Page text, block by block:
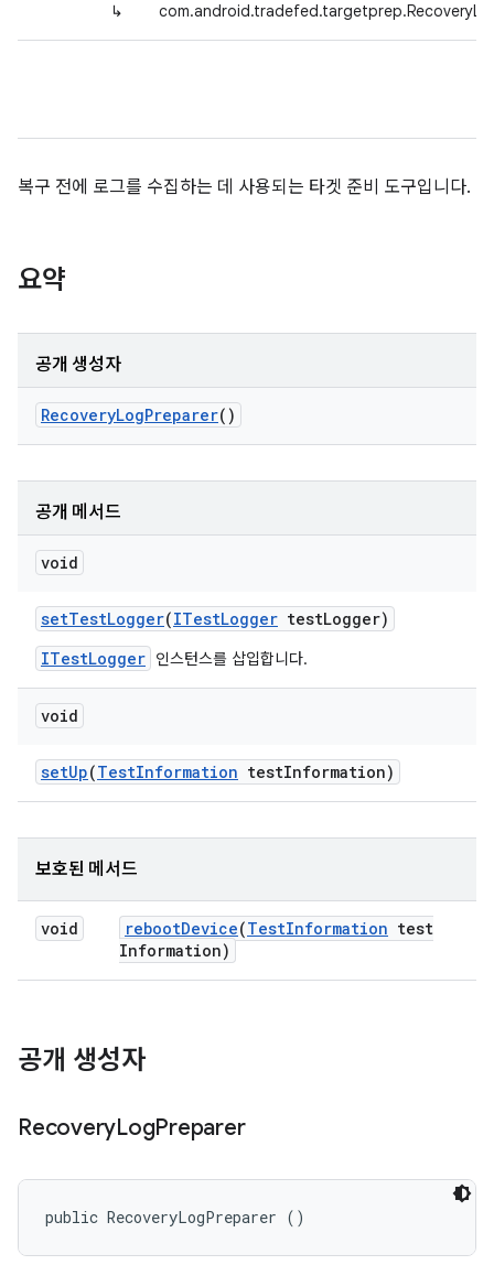
↳
복구 전에 로그를 수집하는 데 사용되는 타겟 준비 도구입니다.
요약
공개 생성자
RecoveryLogPreparer()
공개 메서드
void
setTestLogger(ITestLogger testLogger)
ITestLogger 인스턴스를 삽입합니다.
void
setUp(TestInformation testInformation)
보호된 메서드
void rebootDevice(TestInformation test
Information)
공개 생성자
RecoveryLogPreparer
public RecoveryLogPreparer ()